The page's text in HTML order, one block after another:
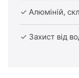
✓ Алюміній,
✓ Захист від